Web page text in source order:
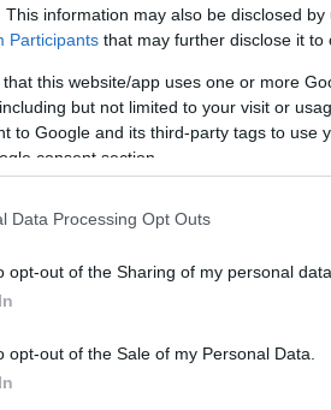
This information may also be disclosed
Participants that may further disclose it to
that this website/app uses one or more
but not limited to your visit or
to Google and its third-party tags to use
consent section.
Data Processing Opt Outs
opt-out of the Sharing of my personal data.
opt-out of the Sale of my Personal Data.
ahol ott volt Mikulka Ferenc
belőle egy galériát, csak
David Hasselhoff, Anthrax,
Rob Zombie meg egy